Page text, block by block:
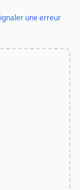
une erreur